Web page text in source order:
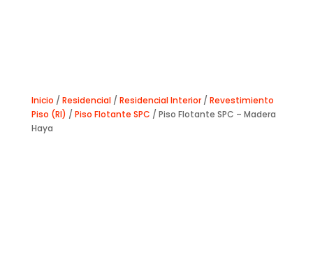
Inicio / Residencial/ Residencial Interior/ Revestimiento
Piso (RI) / Piso Flotante SPC / Piso Flotante SPC – Madera
Haya